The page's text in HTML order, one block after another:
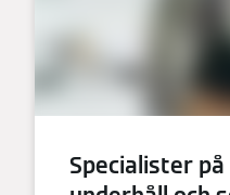
Specialister